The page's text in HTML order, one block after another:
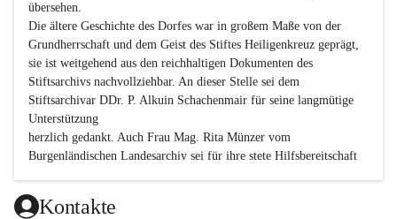
übersehen.
Die ältere Geschichte des Dorfes war in großem Maße von der
Grundherrschaft und dem Geist des Stiftes Heiligenkreuz geprägt,
sie ist weitgehend aus den reichhaltigen Dokumenten des
Stiftsarchivs nachvollziehbar. An dieser Stelle sei dem
Stiftsarchivar DDr. P. Alkuin Schachenmair für seine langmütige
Unterstützung
herzlich gedankt. Auch Frau Mag. Rita Münzer vom
Burgenländischen Landesarchiv sei für ihre stete Hilfsbereitschaft
Dank gilt den Textautoren dieser Chronik, dem kleinen
Redaktionsteam, für die gute Zusammenarbeit.
Kontakte